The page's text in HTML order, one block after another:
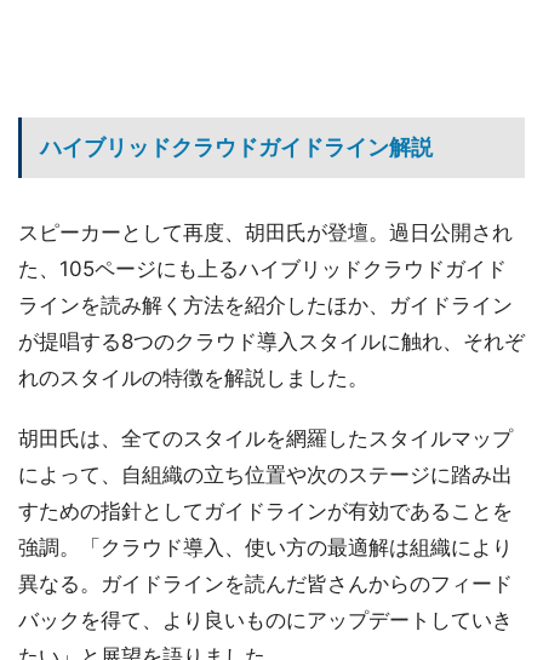
ハイブリッドクラウドガイドライン解説
スピーカーとして再度、胡田氏が登壇。過日公開され
た、105ページにも上るハイブリッドクラウドガイド
ラインを読み解く方法を紹介したほか、ガイドライン
が提唱する8つのクラウド導入スタイルに触れ、それぞ
れのスタイルの特徴を解説しました。
胡田氏は、全てのスタイルを網羅したスタイルマップ
によって、自組織の立ち位置や次のステージに踏み出
すための指針としてガイドラインが有効であることを
強調。「クラウド導入、使い方の最適解は組織により
異なる。ガイドラインを読んだ皆さんからのフィード
バックを得て、より良いものにアップデートしていき